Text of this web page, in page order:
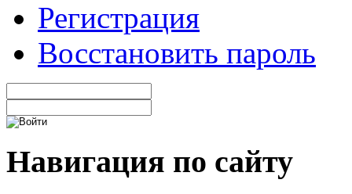
Регистрация
Восстановить пароль
Навигация по сайту